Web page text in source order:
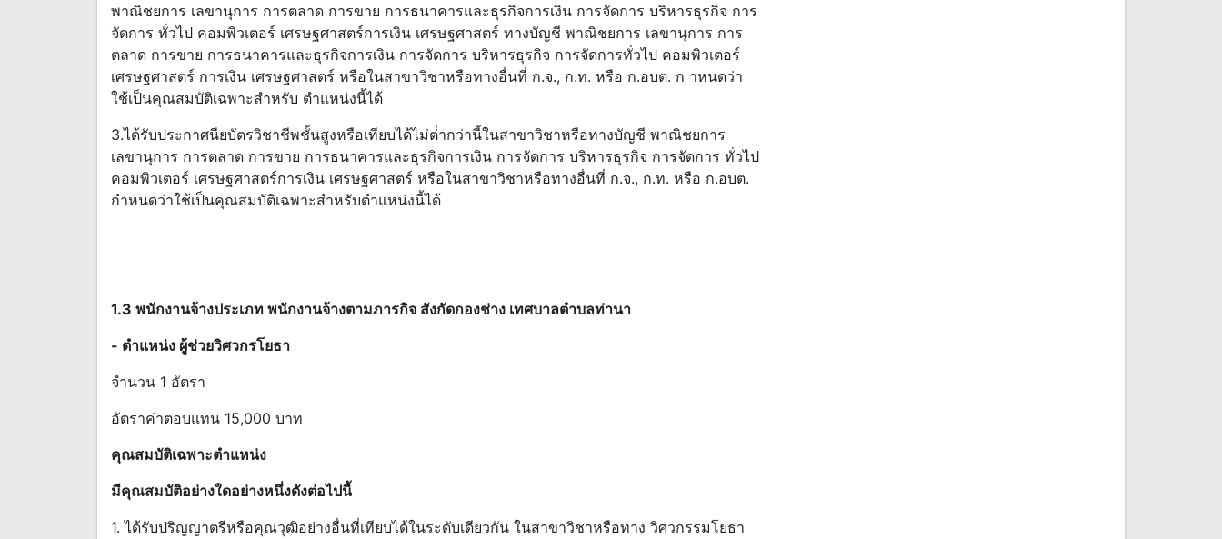
พาณิชยการ เลขานุการ การตลาด การขาย การธนาคารและธุรกิจการเงิน การจัดการ บริหารธุรกิจ การ
จัดการ ทั่วไป คอมพิวเตอร์ เศรษฐศาสตร์การเงิน เศรษฐศาสตร์ ทางบัญชี พาณิชยการ เลขานุการ การ
ตลาด การขาย การธนาคารและธุรกิจการเงิน การจัดการ บริหารธุรกิจ การจัดการทั่วไป คอมพิวเตอร์
เศรษฐศาสตร์ การเงิน เศรษฐศาสตร์ หรือในสาขาวิชาหรือทางอื่นที่ ก.จ., ก.ท. หรือ ก.อบต. ก าหนดว่า
ใช้เป็นคุณสมบัติเฉพาะสําหรับ ตําแหน่งนี้ได้
3.ได้รับประกาศนียบัตรวิชาชีพชั้นสูงหรือเทียบได้ไม่ต่ํากว่านี้ในสาขาวิชาหรือทางบัญชี พาณิชยการ
เลขานุการ การตลาด การขาย การธนาคารและธุรกิจการเงิน การจัดการ บริหารธุรกิจ การจัดการ ทั่วไป
คอมพิวเตอร์ เศรษฐศาสตร์การเงิน เศรษฐศาสตร์ หรือในสาขาวิชาหรือทางอื่นที่ ก.จ., ก.ท. หรือ ก.อบต.
กําหนดว่าใช้เป็นคุณสมบัติเฉพาะสําหรับตําแหน่งนี้ได้
1.3 พนักงานจ้างประเภท พนักงานจ้างตามภารกิจ สังกัดกองช่าง เทศบาลตําบลท่านา
- ตําแหน่ง ผู้ช่วยวิศวกรโยธา
จํานวน 1 อัตรา
อัตราค่าตอบแทน 15,000 บาท
คุณสมบัติเฉพาะตําแหน่ง
มีคุณสมบัติอย่างใดอย่างหนึ่งดังต่อไปนี้
1. ได้รับปริญญาตรีหรือคุณวุฒิอย่างอื่นที่เทียบได้ในระดับเดียวกัน ในสาขาวิชาหรือทาง วิศวกรรมโยธา